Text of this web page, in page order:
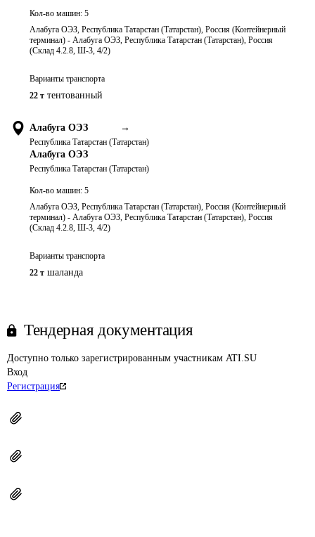
Кол-во машин: 5
Алабуга ОЭЗ, Республика Татарстан (Татарстан), Россия (Контейнерный
терминал) - Алабуга ОЭЗ, Республика Татарстан (Татарстан), Россия
(Склад 4.2.8, Ш-3, 4/2)
Варианты транспорта
22 т тентованный
Алабуга ОЭЗ →
Республика Татарстан (Татарстан)
Алабуга ОЭЗ
Республика Татарстан (Татарстан)
Кол-во машин: 5
Алабуга ОЭЗ, Республика Татарстан (Татарстан), Россия (Контейнерный
терминал) - Алабуга ОЭЗ, Республика Татарстан (Татарстан), Россия
(Склад 4.2.8, Ш-3, 4/2)
Варианты транспорта
22 т шаланда
Тендерная документация
Доступно только зарегистрированным участникам ATI.SU
Вход
Регистрация